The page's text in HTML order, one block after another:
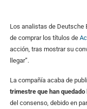
Los analistas de Deutsche
de comprar los títulos de
acción, tras mostrar su
llegar”.
La compañía acaba de
trimestre que han
del consenso, debido en